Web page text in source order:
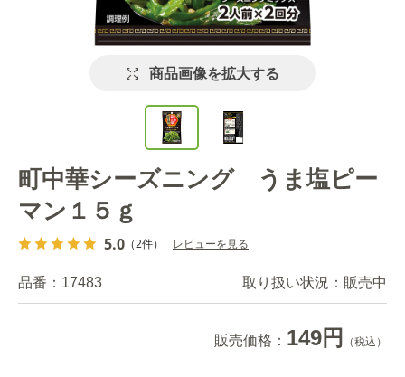
商品画像を拡大する
町中華シーズニング うま塩ピー
マン１５ｇ
5.0 （2件） レビューを見る
品番： 17483 取り扱い状況： 販売中
販売価格： 149円 （税込）